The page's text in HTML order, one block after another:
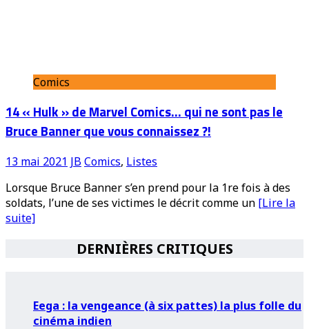
Comics
14 « Hulk » de Marvel Comics… qui ne sont pas le
Bruce Banner que vous connaissez ?!
13 mai 2021 JBComics, Listes
Lorsque Bruce Banner s’en prend pour la 1re fois à des
soldats, l’une de ses victimes le décrit comme un [Lire la
suite]
DERNIÈRES CRITIQUES
Eega : la vengeance (à six pattes) la plus folle du
cinéma indien